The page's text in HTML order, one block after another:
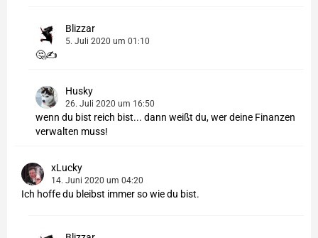
Blizzar
5. Juli 2020 um 01:10
🤔✍
Husky
26. Juli 2020 um 16:50
wenn du bist reich bist... dann weißt du, wer deine Finanzen
verwalten muss!
xLucky
14. Juni 2020 um 04:20
Ich hoffe du bleibst immer so wie du bist.